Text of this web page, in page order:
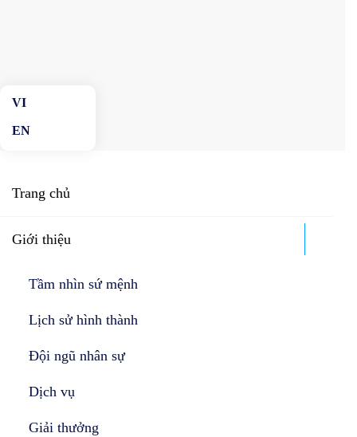
Trang chủ
Giới thiệu
Tầm nhìn sứ mệnh
Lịch sử hình thành
Đội ngũ nhân sự
Dịch vụ
Giải thưởng